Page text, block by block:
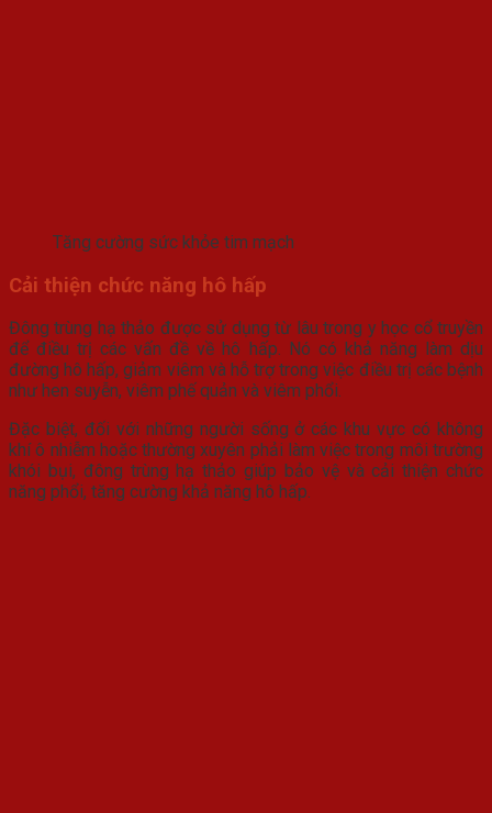
Tăng cường sức khỏe tim mạch
Cải thiện chức năng hô hấp
Đông trùng hạ thảo được sử dụng từ lâu trong y học cổ truyền
để điều trị các vấn đề về hô hấp. Nó có khả năng làm dịu
đường hô hấp, giảm viêm và hỗ trợ trong việc điều trị các bệnh
như hen suyễn, viêm phế quản và viêm phổi.
Đặc biệt, đối với những người sống ở các khu vực có không
khí ô nhiễm hoặc thường xuyên phải làm việc trong môi trường
khói bụi, đông trùng hạ thảo giúp bảo vệ và cải thiện chức
năng phổi, tăng cường khả năng hô hấp.